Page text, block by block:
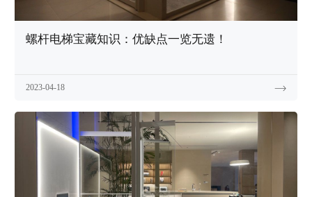
螺杆电梯宝藏知识：优缺点一览无遗！
2023-04-18